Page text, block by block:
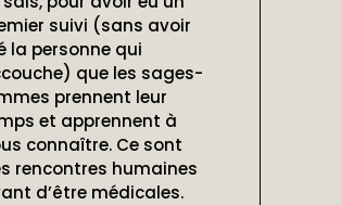
suivi (sans avoir
la personne qui
que les sages-
prennent leur
et apprennent à
connaître. Ce sont
rencontres humaines
d’être médicales.